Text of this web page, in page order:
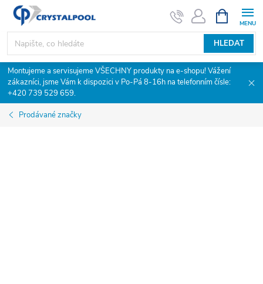
Přejít
obsah
HLEDAT
NÁKUPNÍ
KOŠÍK
Montujeme a servisujeme VŠECHNY produkty na e-shopu! Vážení
zákazníci, jsme Vám k dispozici v Po-Pá 8-16h na telefonním čísle:
+420 739 529 659.
Prodávané značky